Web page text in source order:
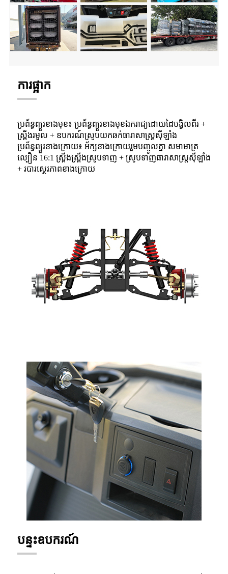
ការផ្អាក
ប្រព័ន្ធព្យួរខាងមុខ៖ ប្រព័ន្ធព្យួរខាងមុខឯករាជ្យដោយដៃបង្វិលពីរ +
ស្ព្រីងរមួល + ឧបករណ៍ស្រូបយកឆក់ធារាសាស្ត្រស៊ីឡាំង
ប្រព័ន្ធព្យួរខាងក្រោយ៖ អ័ក្សខាងក្រោយរួមបញ្ចូលគ្នា សមាមាត្រ
ល្បឿន 16:1 ស្ព្រីងស្ព្រីងស្រូបទាញ + ស្រូបទាញធារាសាស្ត្រស៊ីឡាំង
+ របារស្ថេរភាពខាងក្រោយ
បន្ទះឧបករណ៍